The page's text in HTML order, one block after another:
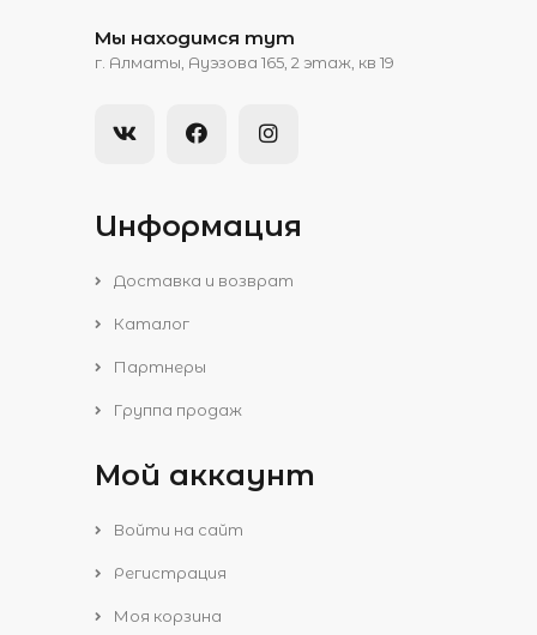
Мы находимся тут
​​г. Алматы, Ауэзова 165​, 2 этаж, кв 19
Информация
Доставка и возврат
Каталог
Партнеры
Группа продаж
Мой аккаунт
Войти на сайт
Регистрация
Моя корзина